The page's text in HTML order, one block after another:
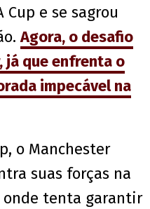
e se sagrou
Agora, o desafio
já que enfrenta o
impecável na
o Manchester
suas forças na
onde tenta garantir